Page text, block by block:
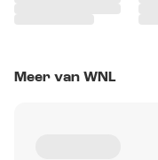
Meer van WNL